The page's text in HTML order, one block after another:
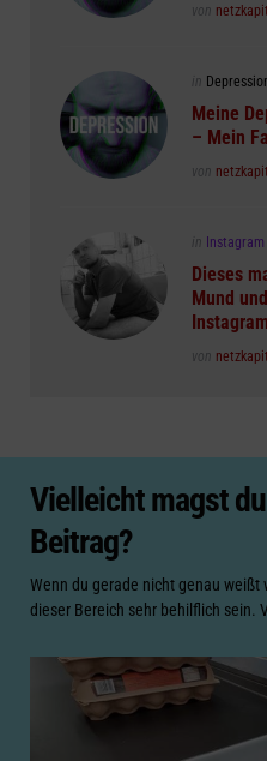
Posted
von
Posted
in
in
Meine
– Mein
Posted
von
Posted
in
in Instagram
Dieses
Mund
Posted
von
Vielleicht magst
Beitrag?
Wenn du gerade nicht genau
dieser Bereich sehr behilflich sein.